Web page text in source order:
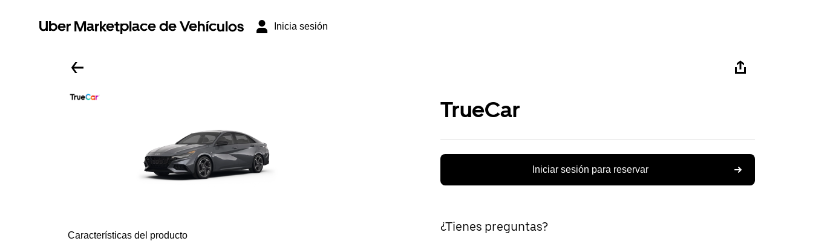
Uber Marketplace de Vehículos Inicia sesión
Características del producto
TrueCar
Iniciar sesión para reservar
¿Tienes preguntas?